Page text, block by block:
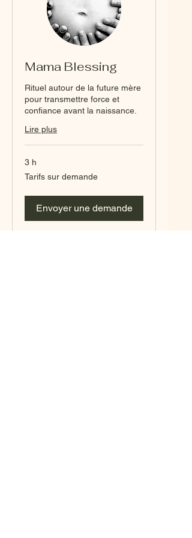
Mama Blessing
Rituel autour de la future mère
pour transmettre force et
confiance avant la naissance.
Lire plus
3 h
Tarifs
sur
Tarifs sur demande
Envoyer une demande